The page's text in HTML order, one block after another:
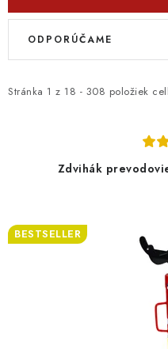
V
i
u
k
Stránka 1 z 18 - 308 položiek
R
e
o
d
ODPORÚČAME
Zdvihák
BESTSELLER